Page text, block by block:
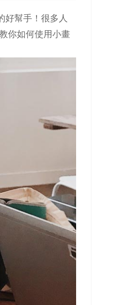
好幫手！很多人
你如何使用小畫